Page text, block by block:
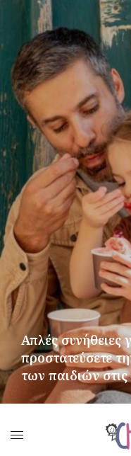
Απλές συνήθειες
προστατεύσετε
των παιδιών